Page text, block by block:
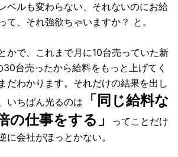
ベルも変わらない、それないのにお給
て、それ強欲ちゃいますか？ と。
かで、これまで月に10台売っていた新
台売ったから給料をもっと上げてく
だわかります。それだけの結果を出し
いちばん光るのは
「同じ給料な
の仕事をする」
ってことだけ
に会社がほっとかない。